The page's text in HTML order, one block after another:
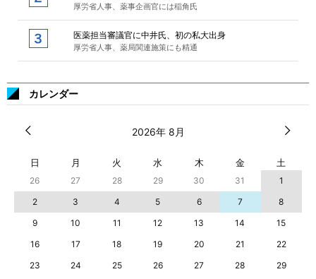
厚労省人事、薬事企画官には稲角氏
医薬担当審議官に中井氏、初の私大出身
厚労省人事、薬局関連施策にも精通
カレンダー
2026年 8月
日 月 火 水 木 金 土
26 27 28 29 30 31
1
2
3 4 5 6 7
8
9
10 11 12 13 14
15
16
17 18 19 20 21
22
23
24 25 26 27 28
29